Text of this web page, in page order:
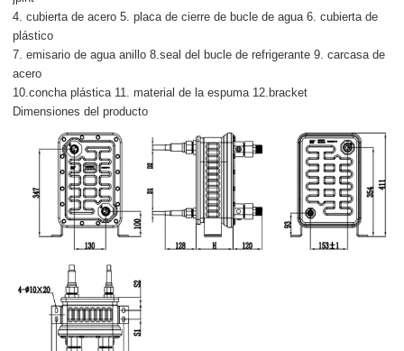
4. cubierta de acero 5. placa de cierre de bucle de agua 6. cubierta de
plástico
7. emisario de agua anillo 8.seal del bucle de refrigerante 9. carcasa de
acero
10.concha plástica 11. material de la espuma 12.bracket
Dimensiones del producto